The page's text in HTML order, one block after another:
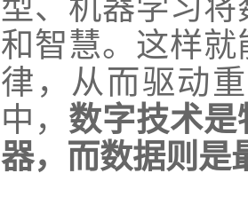
型、机器学习
和智慧。这样
律，从而驱动
中， 数字技术
器，而数据则是